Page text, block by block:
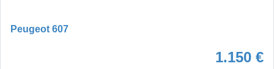
Peugeot 607
1.150 €